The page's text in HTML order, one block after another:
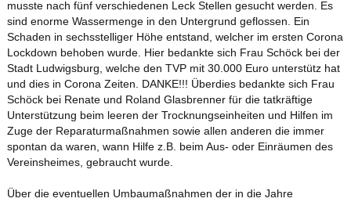
musste nach fünf verschiedenen Leck Stellen gesucht werden. Es
sind enorme Wassermenge in den Untergrund geflossen. Ein
Schaden in sechsstelliger Höhe entstand, welcher im ersten Corona
Lockdown behoben wurde. Hier bedankte sich Frau Schöck bei der
Stadt Ludwigsburg, welche den TVP mit 30.000 Euro unterstütz hat
und dies in Corona Zeiten. DANKE!!! Überdies bedankte sich Frau
Schöck bei Renate und Roland Glasbrenner für die tatkräftige
Unterstützung beim leeren der Trocknungseinheiten und Hilfen im
Zuge der Reparaturmaßnahmen sowie allen anderen die immer
spontan da waren, wann Hilfe z.B. beim Aus- oder Einräumen des
Vereinsheimes, gebraucht wurde.
Über die eventuellen Umbaumaßnahmen der in die Jahre